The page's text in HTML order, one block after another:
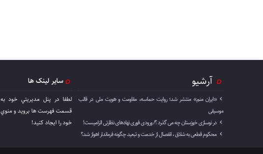
آرشیو
«ایران منم» منتشر شد؛ روایت حماسه، مقاومت و هویت ملی در قالب
موسیقی
در نوسازی خوزستان چه می گذرد ؟/ ورودی فوری نهادهای نظارتی الزامیست!
محکوم قطعی به شلاق ، انفصال از خدمت و تبعید چگونه فرماندار اهواز شد؟
سایر لینک ها
لطفا در پنل مديريتي خود به
قسمت فهرست ها برويد و منوي
خود را ايجاد كنيد!